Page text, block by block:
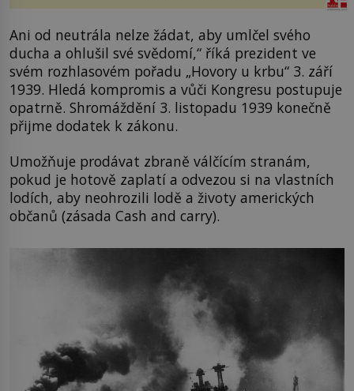
Ani od neutrála nelze žádat, aby umlčel svého
ducha a ohlušil své svědomí,“ říká prezident ve
svém rozhlasovém pořadu „Hovory u krbu“ 3. září
1939. Hledá kompromis a vůči Kongresu postupuje
opatrně. Shromáždění 3. listopadu 1939 konečně
přijme dodatek k zákonu.
Umožňuje prodávat zbraně válčícím stranám,
pokud je hotově zaplatí a odvezou si na vlastních
lodích, aby neohrozili lodě a životy amerických
občanů (zásada Cash and carry).